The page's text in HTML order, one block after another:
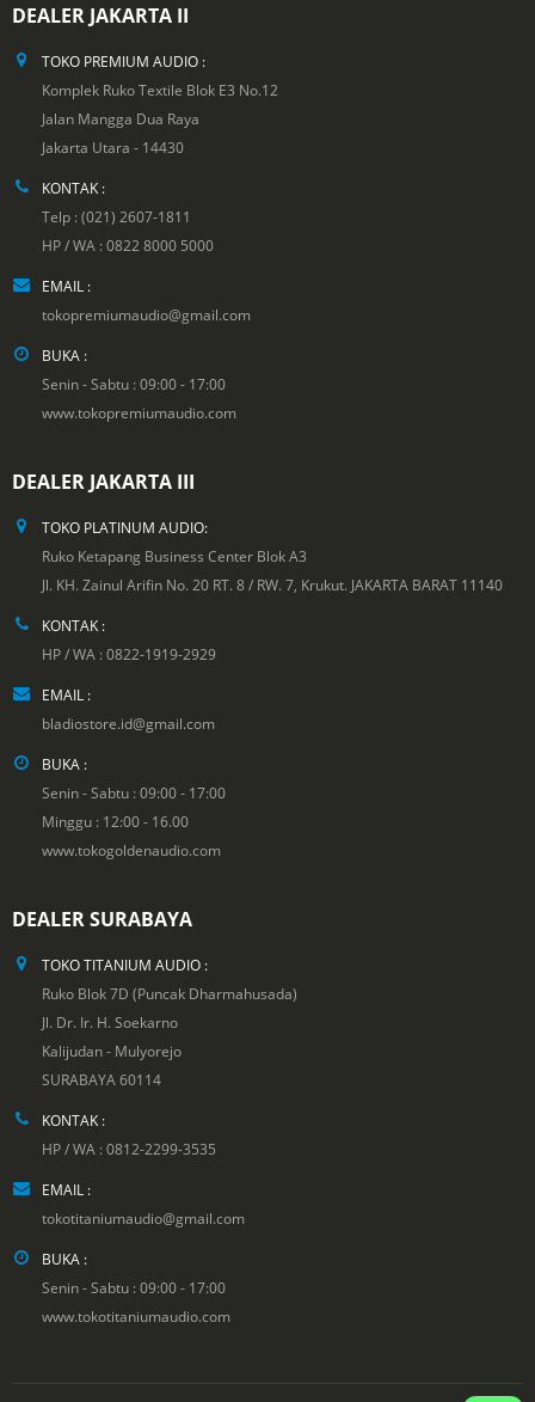
DEALER JAKARTA II
TOKO PREMIUM AUDIO :
Komplek Ruko Textile Blok E3 No.12
Jalan Mangga Dua Raya
Jakarta Utara - 14430
KONTAK :
Telp : (021) 2607-1811
HP / WA : 0822 8000 5000
EMAIL :
tokopremiumaudio@gmail.com
BUKA :
Senin - Sabtu : 09:00 - 17:00
www.tokopremiumaudio.com
DEALER JAKARTA III
TOKO PLATINUM AUDIO:
Ruko Ketapang Business Center Blok A3
Jl. KH. Zainul Arifin No. 20 RT. 8 / RW. 7, Krukut. JAKARTA BARAT 11140
KONTAK :
HP / WA : 0822-1919-2929
EMAIL :
bladiostore.id@gmail.com
BUKA :
Senin - Sabtu : 09:00 - 17:00
Minggu : 12:00 - 16.00
www.tokogoldenaudio.com
DEALER SURABAYA
TOKO TITANIUM AUDIO :
Ruko Blok 7D (Puncak Dharmahusada)
Jl. Dr. Ir. H. Soekarno
Kalijudan - Mulyorejo
SURABAYA 60114
KONTAK :
HP / WA : 0812-2299-3535
EMAIL :
tokotitaniumaudio@gmail.com
BUKA :
Senin - Sabtu : 09:00 - 17:00
www.tokotitaniumaudio.com